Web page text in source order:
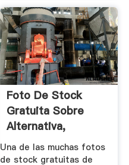
Foto De Stock
Gratuita Sobre
Alternativa,
Electricidad ...
Una de las muchas fotos
de stock gratuitas de